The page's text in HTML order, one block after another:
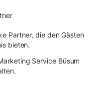
Partner, die den Gästen
bieten.
Service Büsum